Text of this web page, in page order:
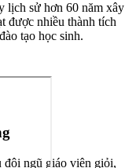
lịch sử hơn 60 năm xây
được nhiều thành tích
tạo học sinh.
đội ngũ giáo viên giỏi,